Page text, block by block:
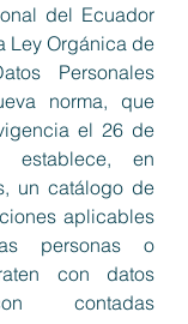
del Ecuador
Ley Orgánica de
Personales
norma, que
el 26 de
establece, en
un catálogo de
aplicables
personas o
con datos
contadas